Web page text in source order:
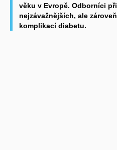
věku v Evropě. Odborníci
nejzávažnějších, ale
komplikací diabetu.